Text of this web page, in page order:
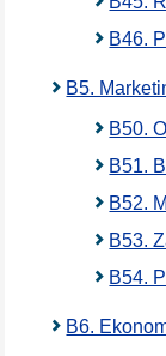
B46.
B5.
B50.
B51.
B52.
B53.
B54.
B6.